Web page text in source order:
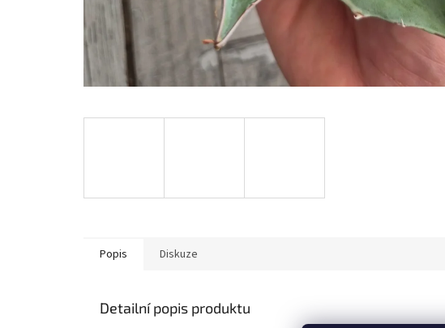
Popis Diskuze
Detailní popis produktu